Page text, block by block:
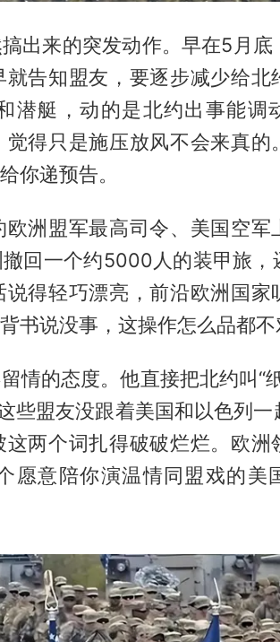
出来的突发动作。早在5月底
告知盟友，要逐步减少给北
潜艇，动的是北约出事能调
得只是施压放风不会来真的
你递预告。
洲盟军最高司令、美国空军
回一个约5000人的装甲旅，
得轻巧漂亮，前沿欧洲国家
书说没事，这操作怎么品都不
情的态度。他直接把北约叫“
些盟友没跟着美国和以色列一
两个词扎得破破烂烂。欧洲
愿意陪你演温情同盟戏的美